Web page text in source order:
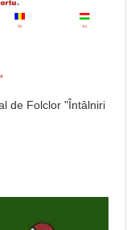
de Folclor "Întâlniri